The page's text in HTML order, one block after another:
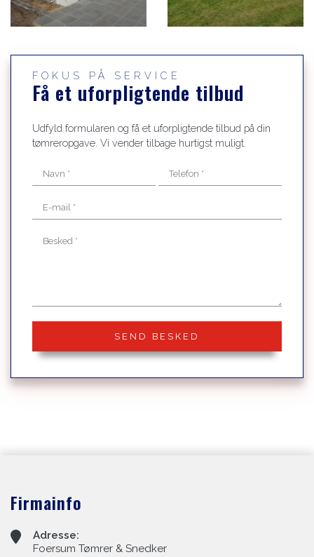
FOKUS PÅ SERVICE
Få et uforpligtende tilbud
Udfyld formularen og få et uforpligtende tilbud på din
tømreropgave. Vi vender tilbage hurtigst muligt.
Firmainfo
Adresse:
Foersum Tømrer & Snedker